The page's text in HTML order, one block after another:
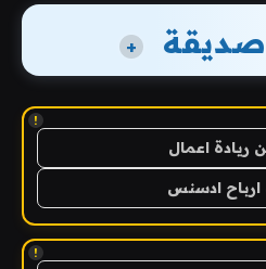
+
!
ريادة اعمال
ارباح ادسنس
!